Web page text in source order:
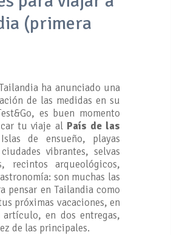
(primera
ha anunciado una
de las medidas en su
es buen momento
tu viaje al País de las
de ensueño, playas
vibrantes, selvas
recintos arqueológicos,
son muchas las
pensar en Tailandia como
próximas vacaciones, en
artículo, en dos entregas,
de las principales.